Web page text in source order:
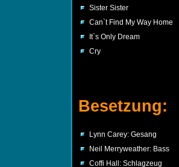
Sister Sister
Can`t Find My Way Home
It`s Only Dream
Cry
Besetzung:
Lynn Carey: Gesang
Neil Merryweather: Bass
Coffi Hall: Schlagzeug